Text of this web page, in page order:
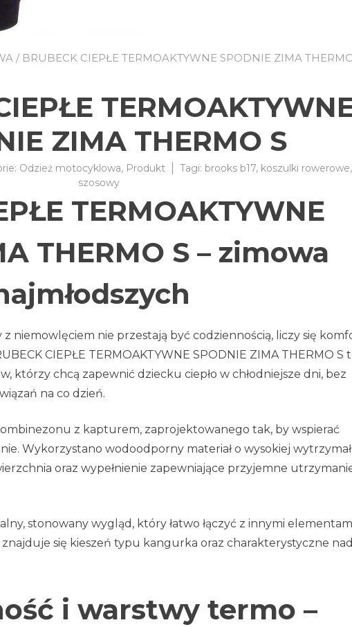
/ BRUBECK CIEPŁE TERMOAKTYWNE SPODNIE ZIMA
ZIMA THERMO S
Odzież motocyklowa, Produkt Tagi: brooks b17, koszulki rowerowe
szosowy
TERMOAKTYWNE
THERMO S – zimowa
niemowlęciem nie przestają być codziennością, liczy się
CIEPŁE TERMOAKTYWNE SPODNIE ZIMA THERMO S
którzy chcą zapewnić dziecku ciepło w chłodniejsze dni, bez
na co dzień.
z kapturem, zaprojektowanego tak, by wspierać
Wykorzystano wodoodporny materiał o wysokiej
oraz wypełnienie zapewniające przyjemne
stonowany wygląd, który łatwo łączyć z innymi
się kieszeń typu kangurka oraz charakterystyczne
i warstwy termo –